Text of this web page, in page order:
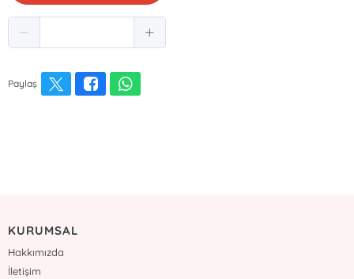
Paylaş
KURUMSAL
Hakkımızda
İletişim